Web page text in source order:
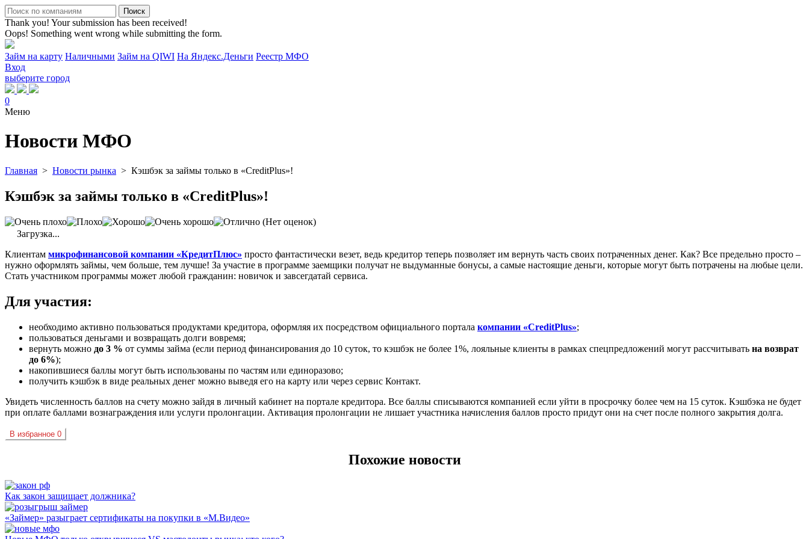
Thank you! Your submission has been received!
Oops! Something went wrong while submitting the form.
Займ на карту Наличными Займ на QIWI На Яндекс.Деньги Реестр МФО
Вход
выберите город
0
Меню
Новости МФО
Главная > Новости рынка > Кэшбэк за займы только в «CreditPlus»!
Кэшбэк за займы только в «CreditPlus»!
(Нет оценок)
Загрузка...
Клиентам микрофинансовой компании «КредитПлюс» просто фантастически везет, ведь кредитор теперь позволяет им вернуть часть своих потраченных денег. Как? Все предельно просто –
нужно оформлять займы, чем больше, тем лучше! За участие в программе заемщики получат не выдуманные бонусы, а самые настоящие деньги, которые могут быть потрачены на любые цели.
Стать участником программы может любой гражданин: новичок и завсегдатай сервиса.
Для участия:
необходимо активно пользоваться продуктами кредитора, оформляя их посредством официального портала компании «CreditPlus»;
пользоваться деньгами и возвращать долги вовремя;
вернуть можно до 3 % от суммы займа (если период финансирования до 10 суток, то кэшбэк не более 1%, лояльные клиенты в рамках спецпредложений могут рассчитывать на возврат
до 6%);
накопившиеся баллы могут быть использованы по частям или единоразово;
получить кэшбэк в виде реальных денег можно выведя его на карту или через сервис Контакт.
Увидеть численность баллов на счету можно зайдя в личный кабинет на портале кредитора. Все баллы списываются компанией если уйти в просрочку более чем на 15 суток. Кэшбэка не будет
при оплате баллами вознаграждения или услуги пролонгации. Активация пролонгации не лишает участника начисления баллов просто придут они на счет после полного закрытия долга.
В избранное 0
Похожие новости
Как закон защищает должника?
«Займер» разыграет сертификаты на покупки в «М.Видео»